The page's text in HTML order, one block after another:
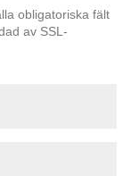
obligatoriska fält
av SSL-